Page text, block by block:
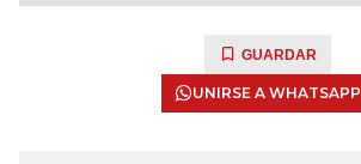
GUARDAR
UNIRSE A WHATSAPP